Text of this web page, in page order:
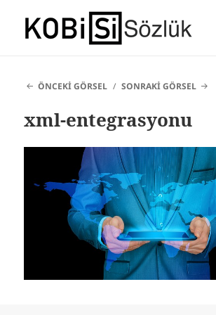
ÖNCEKI GÖRSEL
SONRAKI GÖRSEL
xml-entegrasyonu